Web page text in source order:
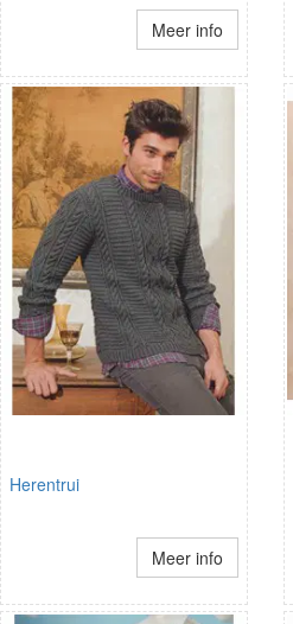
Meer info
Herentrui
Meer info